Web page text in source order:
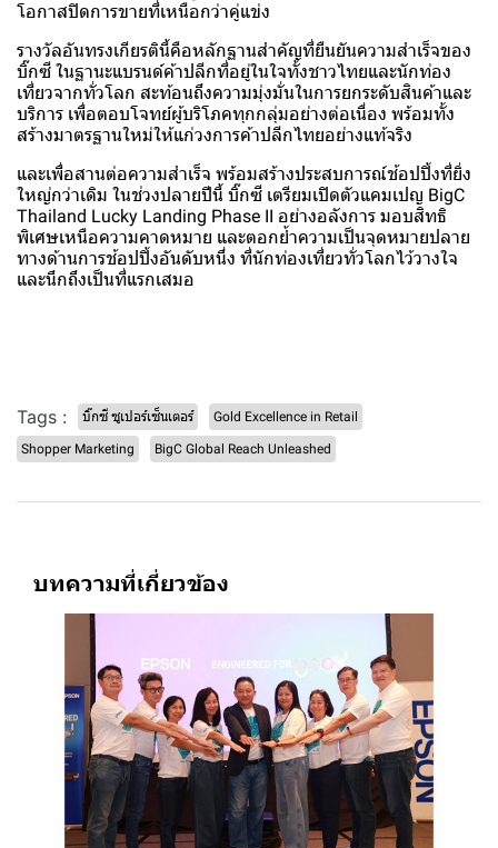
โอกาสปิดการขายที่เหนือกว่าคู่แข่ง
รางวัลอันทรงเกียรตินี้คือหลักฐานสำคัญที่ยืนยันความสำเร็จของ
บิ๊กซี ในฐานะแบรนด์ค้าปลีกที่อยู่ในใจทั้งชาวไทยและนักท่อง
เที่ยวจากทั่วโลก สะท้อนถึงความมุ่งมั่นในการยกระดับสินค้าและ
บริการ เพื่อตอบโจทย์ผู้บริโภคทุกกลุ่มอย่างต่อเนื่อง พร้อมทั้ง
สร้างมาตรฐานใหม่ให้แก่วงการค้าปลีกไทยอย่างแท้จริง
และเพื่อสานต่อความสำเร็จ พร้อมสร้างประสบการณ์ช้อปปิ้งที่ยิ่ง
ใหญ่กว่าเดิม ในช่วงปลายปีนี้ บิ๊กซี เตรียมเปิดตัวแคมเปญ BigC
Thailand Lucky Landing Phase II อย่างอลังการ มอบสิทธิ
พิเศษเหนือความคาดหมาย และตอกย้ำความเป็นจุดหมายปลาย
ทางด้านการช้อปปิ้งอันดับหนึ่ง ที่นักท่องเที่ยวทั่วโลกไว้วางใจ
และนึกถึงเป็นที่แรกเสมอ
Tags : บิ๊กซี ซูเปอร์เซ็นเตอร์ Gold Excellence in Retail
Shopper Marketing BigC Global Reach Unleashed
บทความที่เกี่ยวข้อง